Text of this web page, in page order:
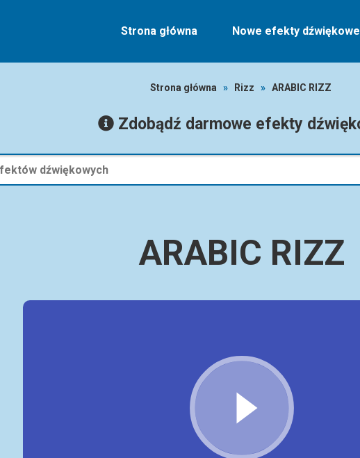
Strona główna Nowe efekty dźwiękowe
Strona główna » Rizz » ARABIC RIZZ
Zdobądź darmowe efekty
ARABIC RIZZ